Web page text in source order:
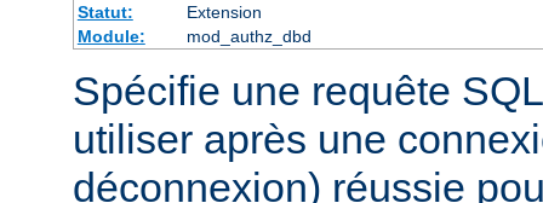
Statut:
Extension
Module:
mod_authz_dbd
Spécifie une requête
utiliser après une
déconnexion) réussie